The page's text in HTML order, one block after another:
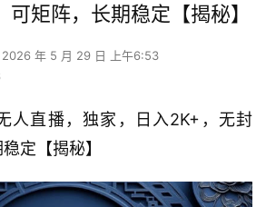
矩阵，长期稳定【揭秘】
2026 年 5 月 29 日 上午6:53
人直播，独家，日入2K+，无封
定【揭秘】